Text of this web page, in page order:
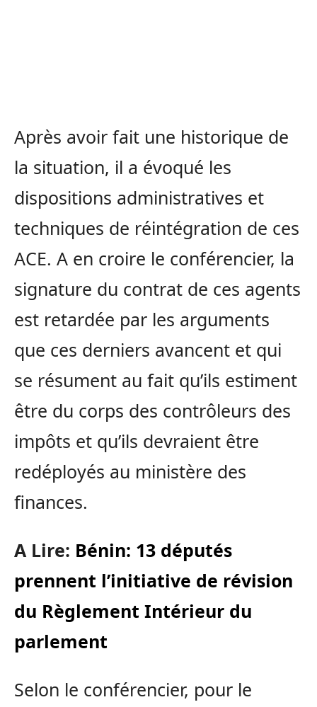
Après avoir fait une historique de
la situation, il a évoqué les
dispositions administratives et
techniques de réintégration de ces
ACE. A en croire le conférencier, la
signature du contrat de ces agents
est retardée par les arguments
que ces derniers avancent et qui
se résument au fait qu’ils estiment
être du corps des contrôleurs des
impôts et qu’ils devraient être
redéployés au ministère des
finances.
A Lire: Bénin: 13 députés
prennent l’initiative de révision
du Règlement Intérieur du
parlement
Selon le conférencier, pour le